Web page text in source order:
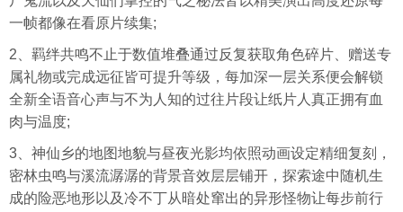
一帧都像在看原片续集;
2、羁绊共鸣不止于数值堆叠通过反复获取角色碎片、赠送专
属礼物或完成远征皆可提升等级，每加深一层关系便会解锁
全新全语音心声与不为人知的过往片段让纸片人真正拥有血
肉与温度;
3、神仙乡的地图地貌与昼夜光影均依照动画设定精细复刻，
密林虫鸣与溪流潺潺的背景音效层层铺开，探索途中随机生
成的险恶地形以及冷不丁从暗处窜出的异形怪物让每步前行